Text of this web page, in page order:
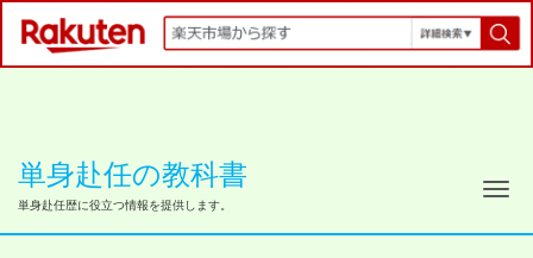
単身赴任の教科書
単身赴任歴に役立つ情報を提供します。 ナ